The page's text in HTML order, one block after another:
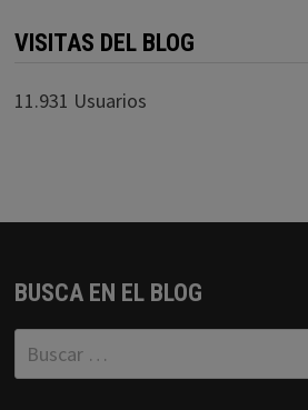
VISITAS DEL BLOG
11.931 Usuarios
BUSCA EN EL BLOG
Buscar: